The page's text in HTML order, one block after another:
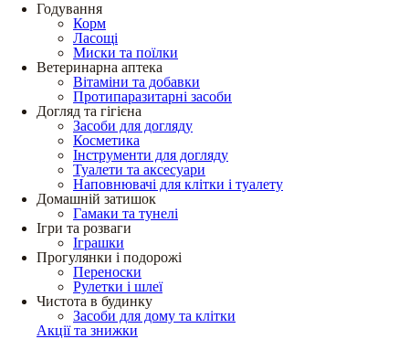
Годування
Корм
Ласощі
Миски та поїлки
Ветеринарна аптека
Вітаміни та добавки
Протипаразитарні засоби
Догляд та гігієна
Засоби для догляду
Косметика
Інструменти для догляду
Туалети та аксесуари
Наповнювачі для клітки і туалету
Домашній затишок
Гамаки та тунелі
Ігри та розваги
Іграшки
Прогулянки і подорожі
Переноски
Рулетки і шлеї
Чистота в будинку
Засоби для дому та клітки
Акції та знижки